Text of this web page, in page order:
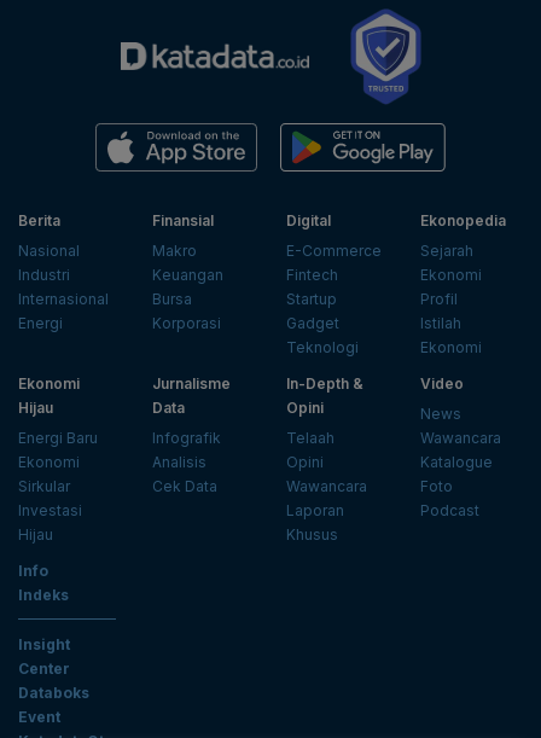
Berita
Nasional
Industri
Internasional
Energi
Finansial
Makro
Keuangan
Bursa
Korporasi
Digital
E-Commerce
Fintech
Startup
Gadget
Teknologi
Ekonopedia
Sejarah
Ekonomi
Profil
Istilah
Ekonomi
Ekonomi
Hijau
Energi Baru
Ekonomi
Sirkular
Investasi
Hijau
Jurnalisme
Data
Infografik
Analisis
Cek Data
In-Depth &
Opini
Telaah
Opini
Wawancara
Laporan
Khusus
Video
News
Wawancara
Katalogue
Foto
Podcast
Info
Indeks
Insight
Center
Databoks
Event